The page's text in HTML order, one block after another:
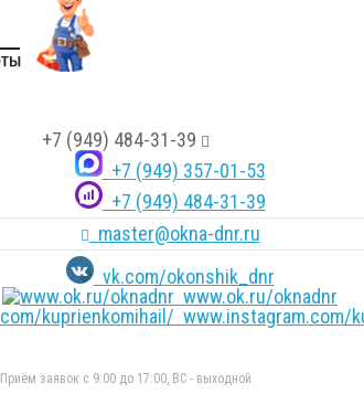
+7 (949) 484-31-39
+7 (949) 357-01-53
+7 (949) 484-31-39
master@okna-dnr.ru
vk.com/okonshik_dnr
www.ok.ru/oknadnr
www.instagram.com/
Приём заявок с 9:00 до 17:00, ВС - выходной